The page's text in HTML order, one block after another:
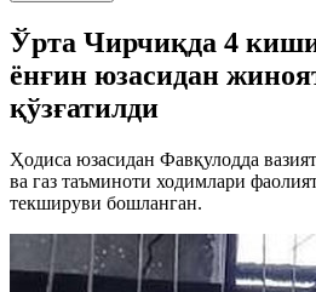
Ўрта Чирчиқда 4
ёнғин юзасидан
қўзғатилди
Ҳодиса юзасидан Фавқулодда
ва газ таъминоти ходимлари
текшируви бошланган.